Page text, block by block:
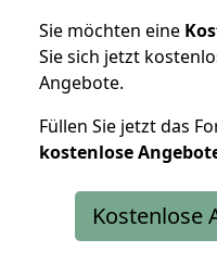
Sie möchten eine
Sie sich jetzt
Angebote.
Füllen Sie jetzt das
kostenlose
Kostenlose